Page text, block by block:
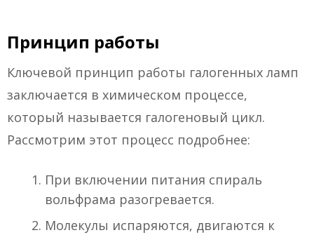
Принцип работы
Ключевой принцип работы галогенных ламп
заключается в химическом процессе,
который называется галогеновый цикл.
Рассмотрим этот процесс подробнее:
При включении питания спираль
вольфрама разогревается.
Молекулы испаряются, двигаются к